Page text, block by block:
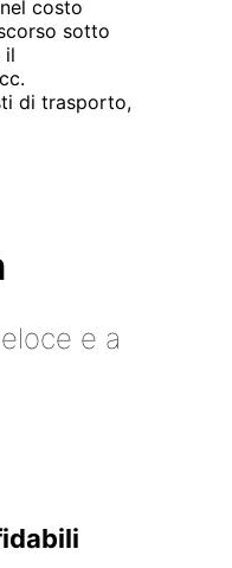
costo
sotto
il
di trasporto,
e a